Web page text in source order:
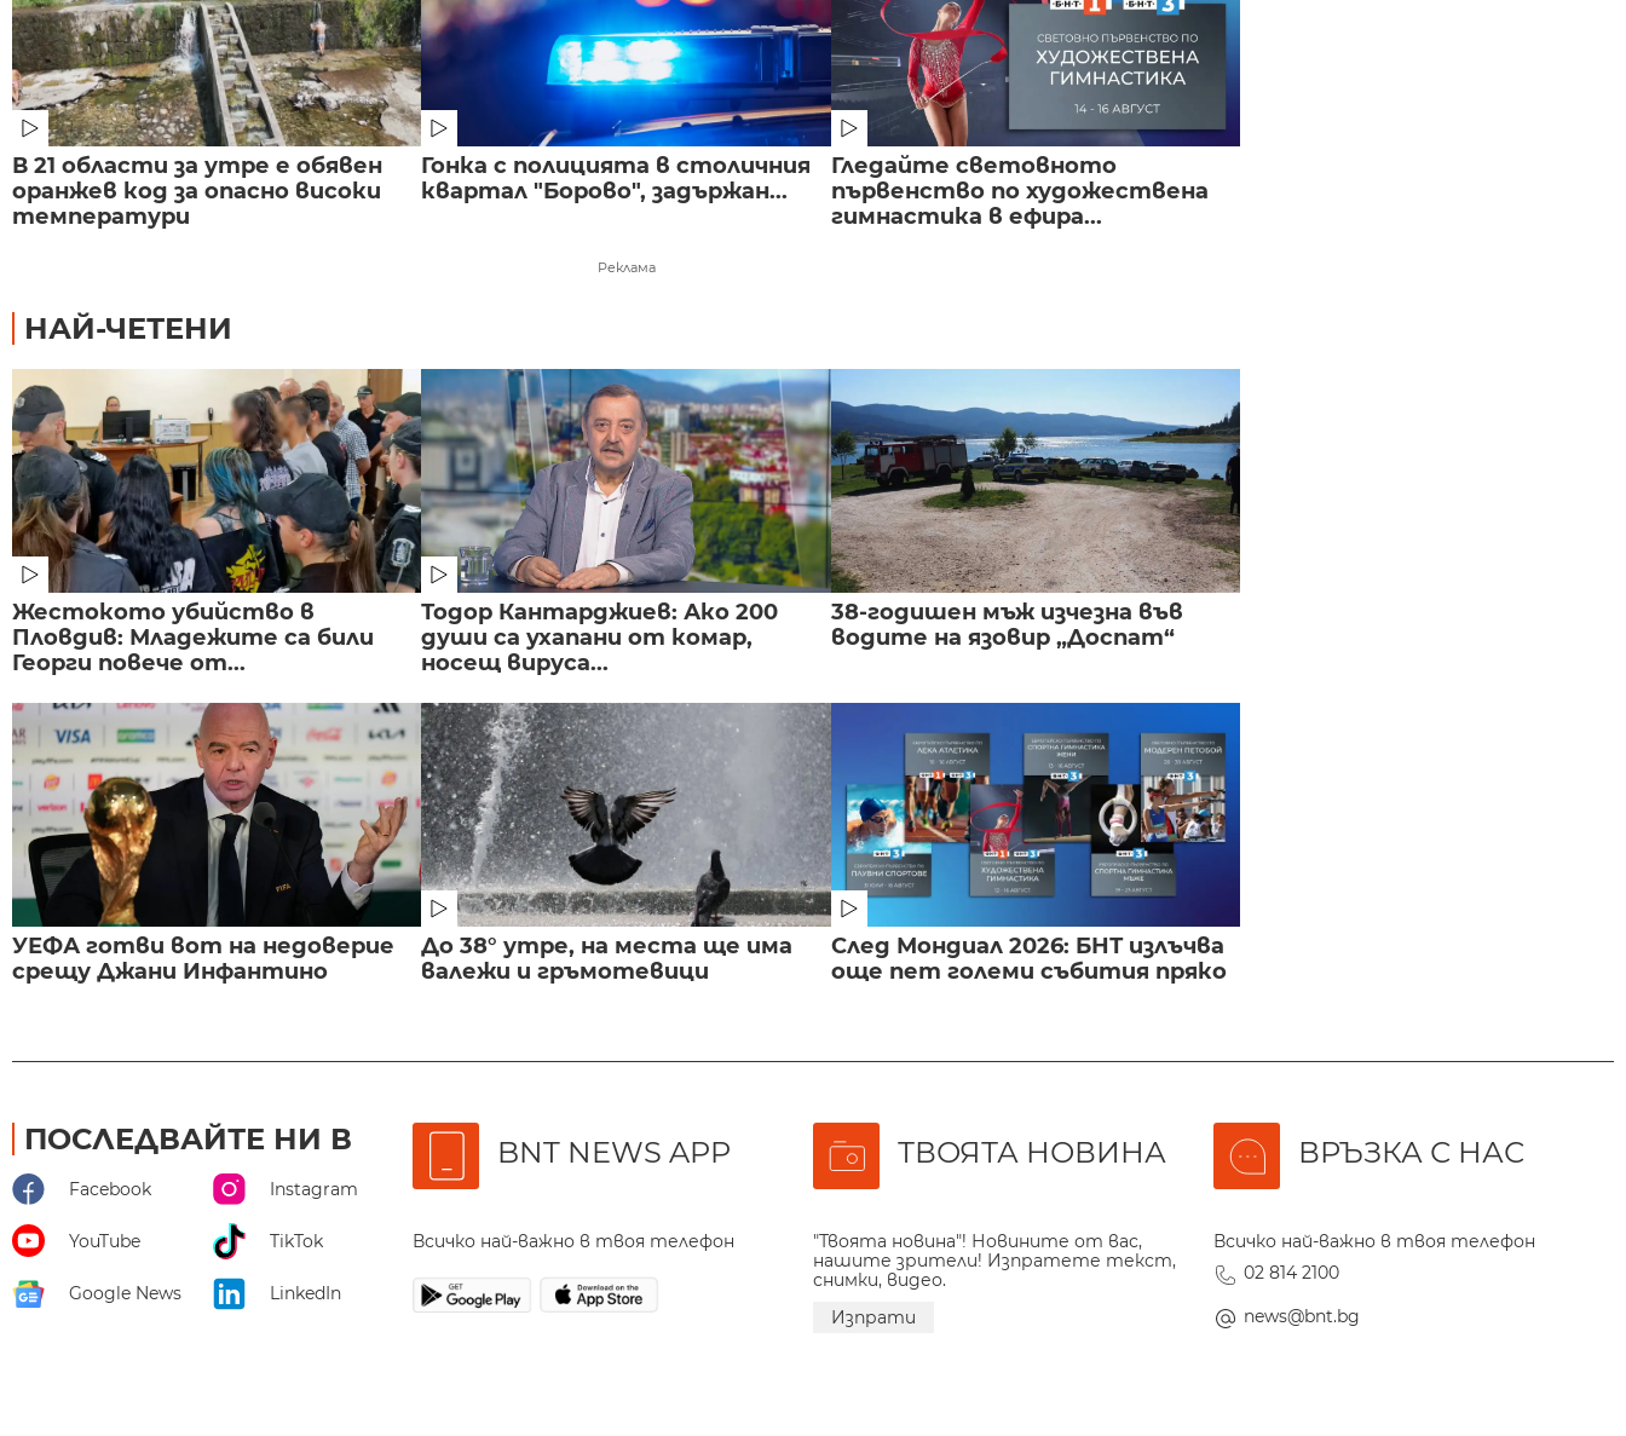
В 21 области за утре е обявен
оранжев код за опасно високи
температури
Гонка с полицията в столичния
квартал "Борово", задържан...
Гледайте световното
първенство по художествена
гимнастика в ефира...
Реклама
НАЙ-ЧЕТЕНИ
Жестокото убийство в
Пловдив: Младежите са били
Георги повече от...
Тодор Кантарджиев: Ако 200
души са ухапани от комар,
носещ вируса...
38-годишен мъж изчезна във
водите на язовир „Доспат“
УЕФА готви вот на недоверие
срещу Джани Инфантино
До 38° утре, на места ще има
валежи и гръмотевици
След Мондиал 2026: БНТ излъчва
още пет големи събития пряко
ПОСЛЕДВАЙТЕ НИ В
Facebook Instagram
YouTube TikTok
Google News LinkedIn
BNT NEWS APP
Всичко най-важно в твоя телефон
ТВОЯТА НОВИНА
"Твоята новина"! Новините от вас,
нашите зрители! Изпратете текст,
снимки, видео.
Изпрати
ВРЪЗКА С НАС
Всичко най-важно в твоя телефон
02 814 2100
news@bnt.bg